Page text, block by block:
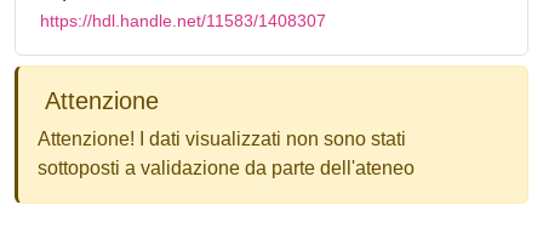
https://hdl.handle.net/11583/1408307
Attenzione
Attenzione! I dati visualizzati non sono stati
sottoposti a validazione da parte dell'ateneo